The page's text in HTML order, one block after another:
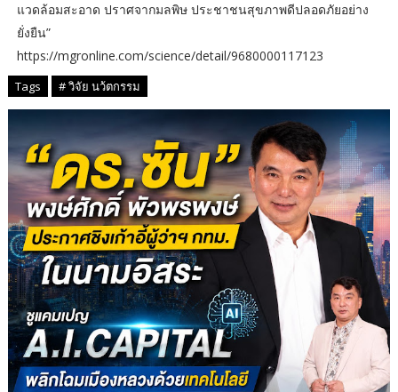
แวดล้อมสะอาด ปราศจากมลพิษ ประชาชนสุขภาพดีปลอดภัยอย่าง
ยั่งยืน”
https://mgronline.com/science/detail/9680000117123
Tags # วิจัย นว้ตกรรม